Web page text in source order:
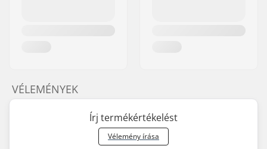
VÉLEMÉNYEK
Írj termékértékelést
Vélemény írása